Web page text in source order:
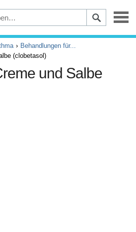
Behandlungen für...
(clobetasol)
und Salbe